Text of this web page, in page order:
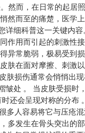
然而，在日常的起居
然而至的痛楚，医学
细科普这一关键内
作用而引起的刺激性
常脆弱，极易受到
肤在面对摩擦、刺激
肤损伤通常会悄悄出
处 。 当皮肤受损时
还会呈现对称的分布
多人容易将它与压疮
多发生在骨头突出的